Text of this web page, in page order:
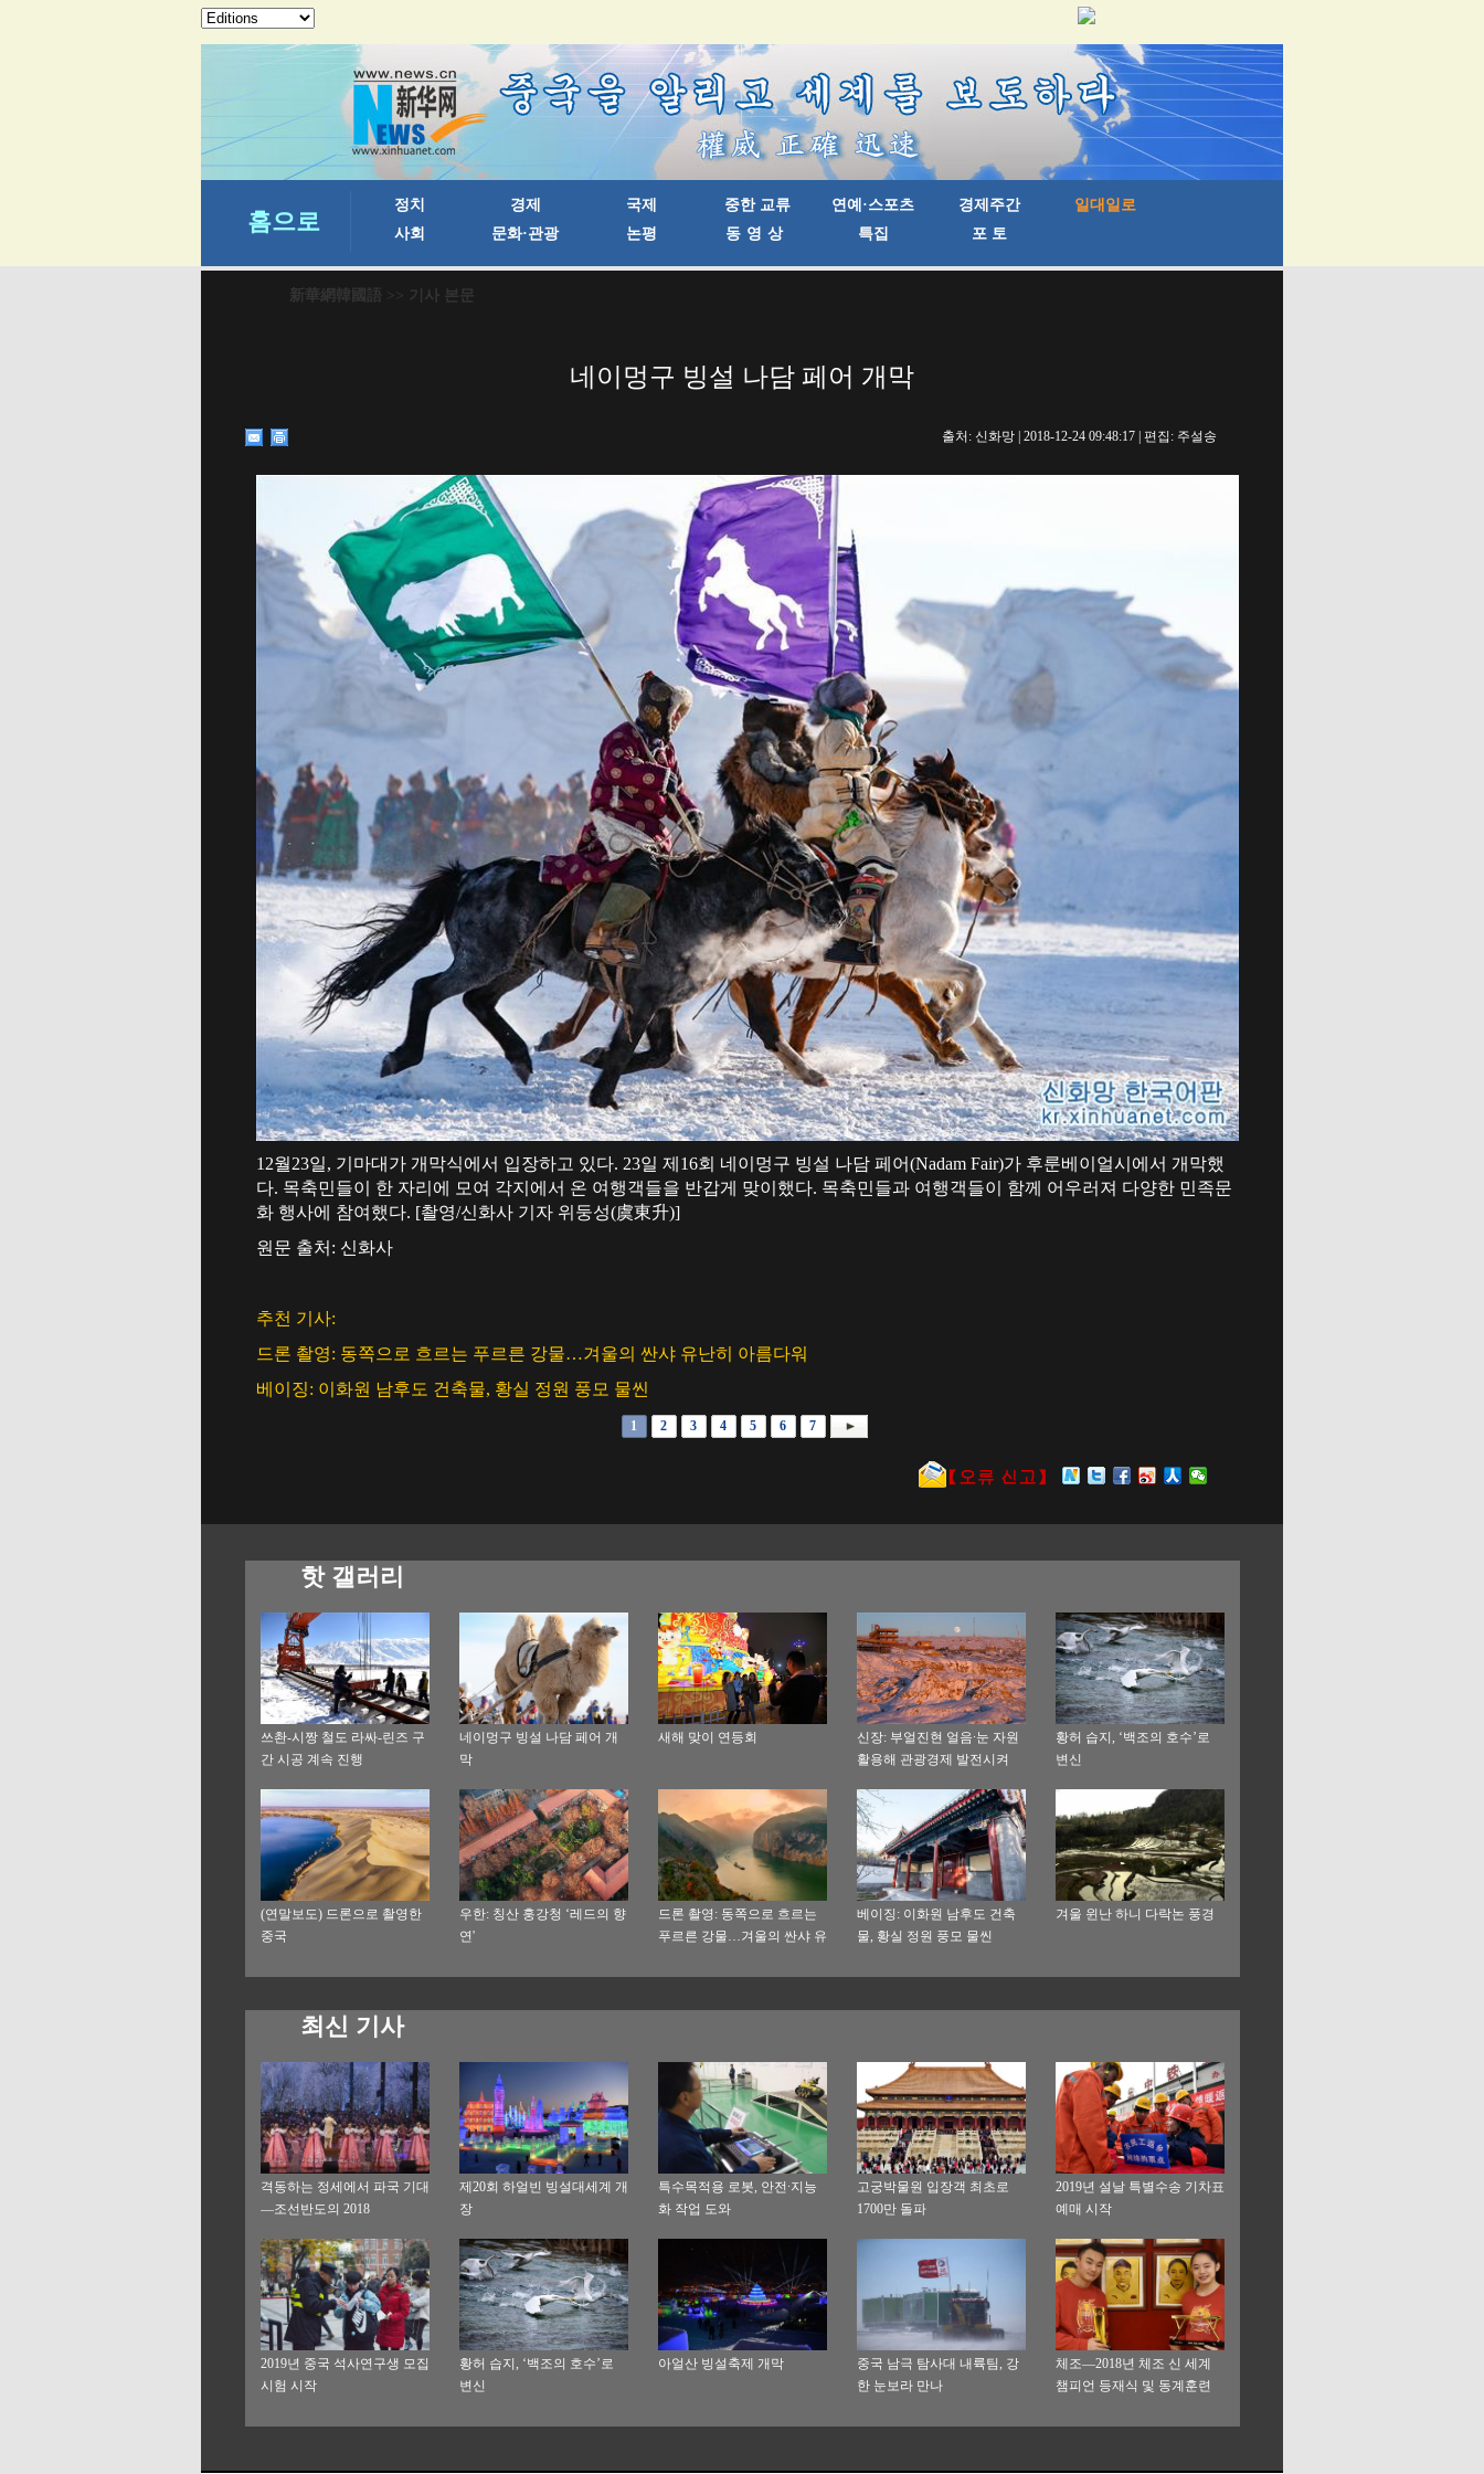
新華網韓國語 >> 기사 본문
네이멍구 빙설 나담 페어 개막
출처: 신화망 | 2018-12-24 09:48:17 | 편집: 주설송
12월23일, 기마대가 개막식에서 입장하고 있다. 23일 제16회 네이멍구 빙설 나담 페어(Nadam Fair)가 후룬베이얼시에서 개막했
다. 목축민들이 한 자리에 모여 각지에서 온 여행객들을 반갑게 맞이했다. 목축민들과 여행객들이 함께 어우러져 다양한 민족문
화 행사에 참여했다. [촬영/신화사 기자 위둥성(虞東升)]
원문 출처: 신화사
추천 기사:
드론 촬영: 동쪽으로 흐르는 푸르른 강물…겨울의 싼샤 유난히 아름다워
베이징: 이화원 남후도 건축물, 황실 정원 풍모 물씬
1 2 3 4 5 6 7
핫 갤러리
쓰촨-시짱 철도 라싸-린즈 구
간 시공 계속 진행
네이멍구 빙설 나담 페어 개
막
새해 맞이 연등회
신장: 부얼진현 얼음∙눈 자원
활용해 관광경제 발전시켜
황허 습지, ‘백조의 호수’로
변신
(연말보도) 드론으로 촬영한
중국
우한: 칭산 훙강청 ‘레드의 향
연'
드론 촬영: 동쪽으로 흐르는
푸르른 강물…겨울의 싼샤 유
베이징: 이화원 남후도 건축
물, 황실 정원 풍모 물씬
겨울 윈난 하니 다락논 풍경
최신 기사
격동하는 정세에서 파국 기대
—조선반도의 2018
제20회 하얼빈 빙설대세계 개
장
특수목적용 로봇, 안전∙지능
화 작업 도와
고궁박물원 입장객 최초로
1700만 돌파
2019년 설날 특별수송 기차표
예매 시작
2019년 중국 석사연구생 모집
시험 시작
황허 습지, ‘백조의 호수’로
변신
아얼산 빙설축제 개막
중국 남극 탐사대 내륙팀, 강
한 눈보라 만나
체조—2018년 체조 신 세계
챔피언 등재식 및 동계훈련